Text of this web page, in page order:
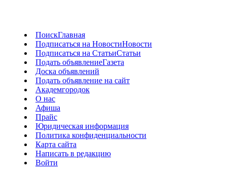
ПоискГлавная
Подписаться на НовостиНовости
Подписаться на СтатьиСтатьи
Подать объявлениеГазета
Доска объявлений
Подать объявление на сайт
Академгородок
О нас
Афиша
Прайс
Юридическая информация
Политика конфиденциальности
Карта сайта
Написать в редакцию
Войти